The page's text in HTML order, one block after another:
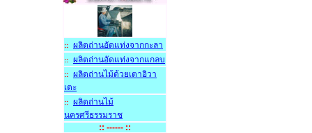
:: ผลิตถ่านอัดแท่งจากกะลา
:: ผลิตถ่านอัดแท่งจากแกลบ
::
ผลิตถ่านไม้ด้วยเตาอิวา
เตะ
::
ผลิตถ่านไม้
นครศรีธรรมราช
:: ------ ::